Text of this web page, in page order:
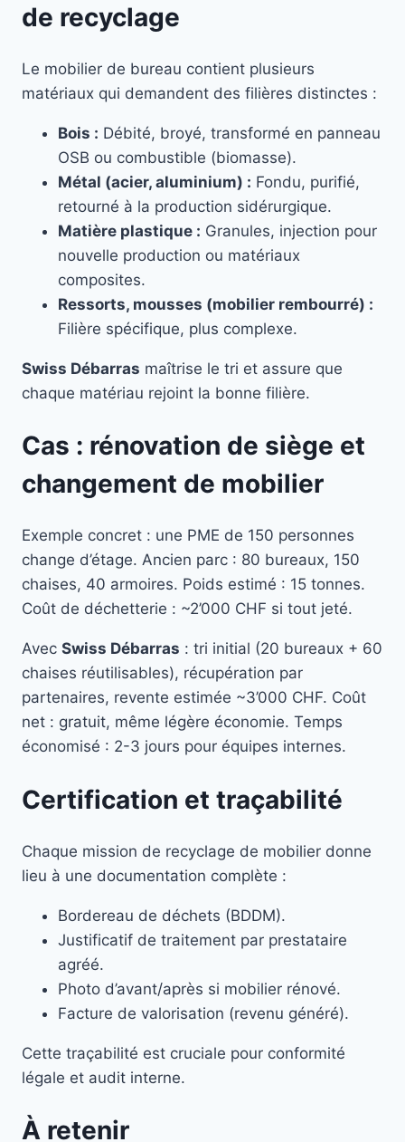
de recyclage
Le mobilier de bureau contient plusieurs
matériaux qui demandent des filières distinctes :
Bois : Débité, broyé, transformé en panneau
OSB ou combustible (biomasse).
Métal (acier, aluminium) : Fondu, purifié,
retourné à la production sidérurgique.
Matière plastique : Granules, injection pour
nouvelle production ou matériaux
composites.
Ressorts, mousses (mobilier rembourré) :
Filière spécifique, plus complexe.
Swiss Débarras maîtrise le tri et assure que
chaque matériau rejoint la bonne filière.
Cas : rénovation de siège et
changement de mobilier
Exemple concret : une PME de 150 personnes
change d’étage. Ancien parc : 80 bureaux, 150
chaises, 40 armoires. Poids estimé : 15 tonnes.
Coût de déchetterie : ~2’000 CHF si tout jeté.
Avec Swiss Débarras : tri initial (20 bureaux + 60
chaises réutilisables), récupération par
partenaires, revente estimée ~3’000 CHF. Coût
net : gratuit, même légère économie. Temps
économisé : 2-3 jours pour équipes internes.
Certification et traçabilité
Chaque mission de recyclage de mobilier donne
lieu à une documentation complète :
Bordereau de déchets (BDDM).
Justificatif de traitement par prestataire
agréé.
Photo d’avant/après si mobilier rénové.
Facture de valorisation (revenu généré).
Cette traçabilité est cruciale pour conformité
légale et audit interne.
À retenir